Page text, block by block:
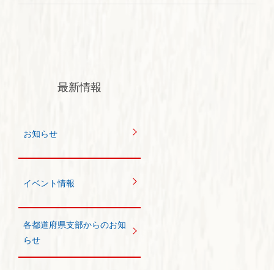
最新情報
お知らせ
イベント情報
各都道府県支部からのお知
らせ